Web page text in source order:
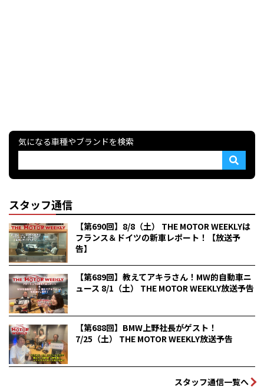
気になる車種やブランドを検索
スタッフ通信
【第690回】8/8（土） THE MOTOR WEEKLYは
フランス＆ドイツの新車レポート！【放送予
告】
【第689回】教えてアキラさん！MW的自動車ニ
ュース 8/1（土） THE MOTOR WEEKLY放送予告
【第688回】BMW上野社長がゲスト！
7/25（土） THE MOTOR WEEKLY放送予告
スタッフ通信一覧へ